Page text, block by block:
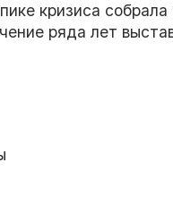
кризиса
ряда лет